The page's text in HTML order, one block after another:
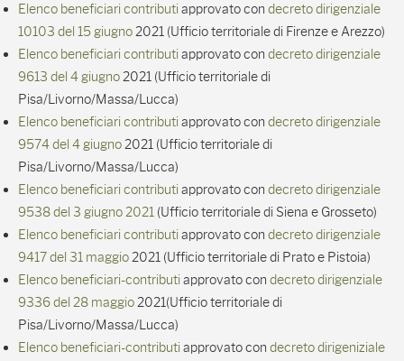
Elenco beneficiari contributi approvato con decreto dirigenziale
10103 del 15 giugno2021 (Ufficio territoriale di Firenze e Arezzo)
Elenco beneficiari contributi approvato con decreto dirigenziale
9613 del 4 giugno2021 (Ufficio territoriale di
Pisa/Livorno/Massa/Lucca)
Elenco beneficiari contributi approvato con decreto dirigenziale
9574 del 4 giugno2021 (Ufficio territoriale di
Pisa/Livorno/Massa/Lucca)
Elenco beneficiari contributi approvato con decreto dirigenziale
9538 del 3 giugno 2021 (Ufficio territoriale di Siena e Grosseto)
Elenco beneficiari contributi approvato con decreto dirigenziale
9417 del 31 maggio2021 (Ufficio territoriale di Prato e Pistoia)
Elenco beneficiari-contributi approvato con decreto dirigenziale
9336 del 28 maggio2021(Ufficio territoriale di
Pisa/Livorno/Massa/Lucca)
Elenco beneficiari-contributi approvato con decreto dirigeniziale